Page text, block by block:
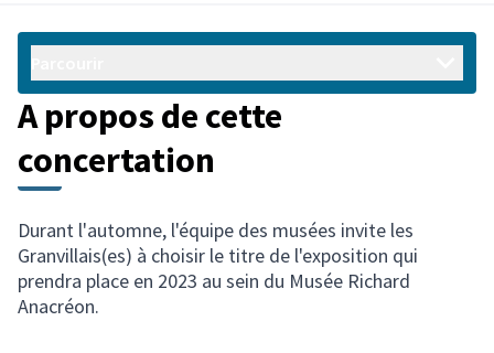
A propos de cette
concertation
Durant l'automne, l'équipe des musées invite les
Granvillais(es) à choisir le titre de l'exposition qui
prendra place en 2023 au sein du Musée Richard
Anacréon.